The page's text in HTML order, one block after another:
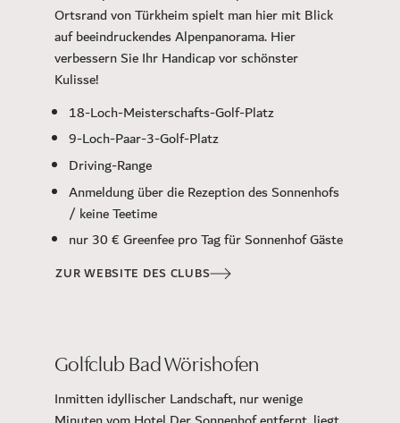
Ortsrand von Türkheim spielt man hier mit Blick
auf beeindruckendes Alpenpanorama. Hier
verbessern Sie Ihr Handicap vor schönster
Kulisse!
18-Loch-Meisterschafts-Golf-Platz
9-Loch-Paar-3-Golf-Platz
Driving-Range
Anmeldung über die Rezeption des Sonnenhofs
/ keine Teetime
nur 30 € Greenfee pro Tag für Sonnenhof Gäste
ZUR WEBSITE DES CLUBS
Golfclub Bad Wörishofen
Inmitten idyllischer Landschaft, nur wenige